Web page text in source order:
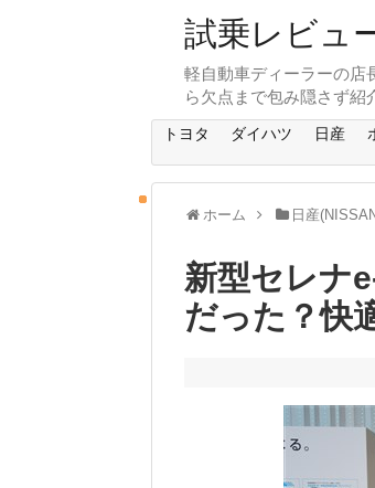
試乗レビュ
軽自動車ディーラーの店
ら欠点まで包み隠さず紹
トヨタ ダイハツ 日産
ホーム 日産
新型セレナ
だった？快